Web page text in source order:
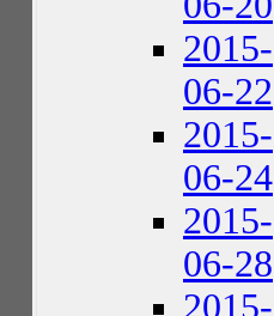
2015-
06-22
2015-
06-24
2015-
06-28
2015-